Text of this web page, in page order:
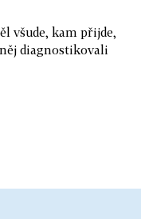
všude, kam přijde,
diagnostikovali